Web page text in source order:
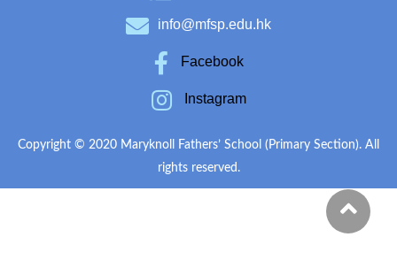
info@mfsp.edu.hk
Facebook
Instagram
Copyright © 2020 Maryknoll Fathers’ School (Primary Section). All
rights reserved.